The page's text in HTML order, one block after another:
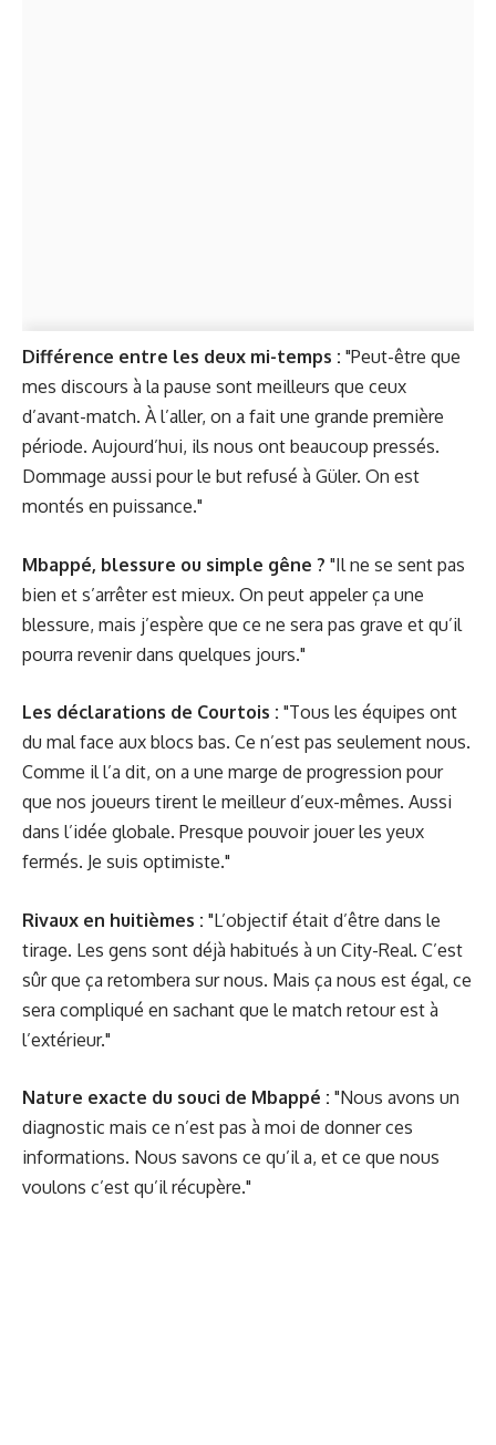
Différence entre les deux mi-temps : "Peut-être que
mes discours à la pause sont meilleurs que ceux
d’avant-match. À l’aller, on a fait une grande première
période. Aujourd’hui, ils nous ont beaucoup pressés.
Dommage aussi pour le but refusé à Güler. On est
montés en puissance."
Mbappé, blessure ou simple gêne ? "Il ne se sent pas
bien et s’arrêter est mieux. On peut appeler ça une
blessure, mais j’espère que ce ne sera pas grave et qu’il
pourra revenir dans quelques jours."
Les déclarations de Courtois : "Tous les équipes ont
du mal face aux blocs bas. Ce n’est pas seulement nous.
Comme il l’a dit, on a une marge de progression pour
que nos joueurs tirent le meilleur d’eux-mêmes. Aussi
dans l’idée globale. Presque pouvoir jouer les yeux
fermés. Je suis optimiste."
Rivaux en huitièmes : "L’objectif était d’être dans le
tirage. Les gens sont déjà habitués à un City-Real. C’est
sûr que ça retombera sur nous. Mais ça nous est égal, ce
sera compliqué en sachant que le match retour est à
l’extérieur."
Nature exacte du souci de Mbappé : "Nous avons un
diagnostic mais ce n’est pas à moi de donner ces
informations. Nous savons ce qu’il a, et ce que nous
voulons c’est qu’il récupère."